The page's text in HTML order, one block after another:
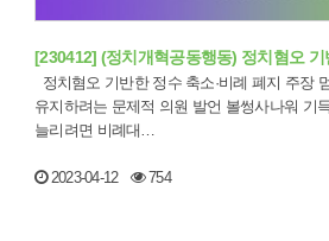
[230412] (정치개혁공동행동) 정치혐오
유지하려는 문제적 의원 발언 볼썽사나워 기
늘리려면 비례대…
2023-04-12 754